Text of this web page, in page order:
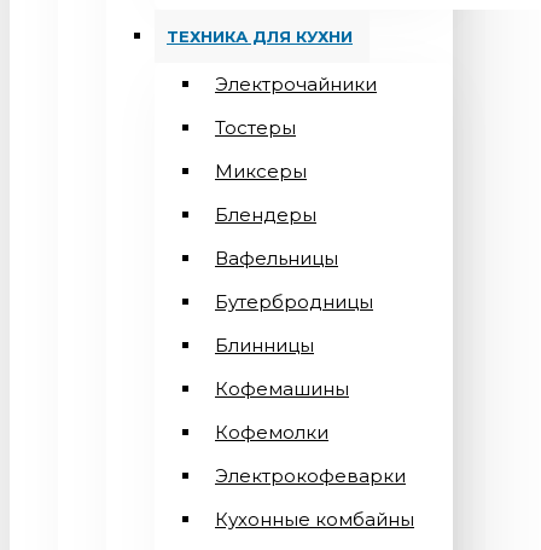
ТЕХНИКА ДЛЯ КУХНИ
Электрочайники
Тостеры
Миксеры
Блендеры
Вафельницы
Бутербродницы
Блинницы
Кофемашины
Кофемолки
Электрокофеварки
Кухонные комбайны